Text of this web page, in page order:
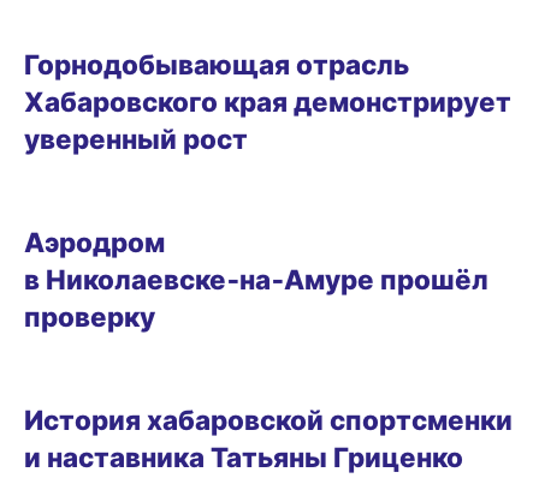
Горнодобывающая отрасль
Хабаровского края демонстрирует
уверенный рост
Аэродром
в Николаевске‑на‑Амуре прошёл
проверку
История хабаровской спортсменки
и наставника Татьяны Гриценко